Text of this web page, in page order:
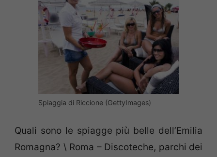
Spiaggia di Riccione (GettyImages)
Quali sono le spiagge più belle dell’Emilia
Romagna? \ Roma – Discoteche, parchi dei